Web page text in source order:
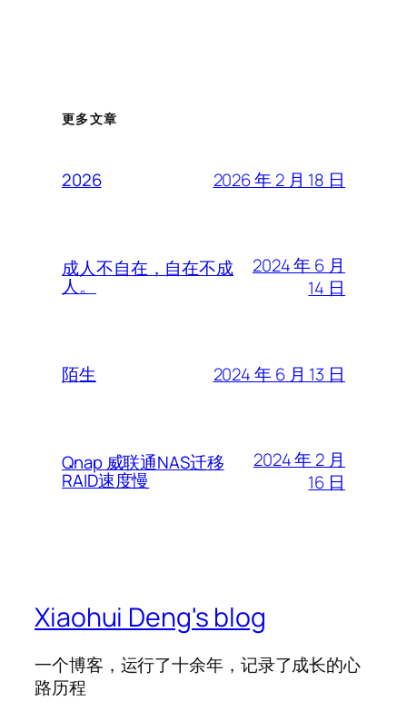
更多文章
2026 2026 年 2 月 18 日
成人不自在，自在不成
人。
2024 年 6 月
14 日
陌生 2024 年 6 月 13 日
Qnap 威联通NAS迁移
RAID速度慢
2024 年 2 月
16 日
Xiaohui Deng's blog
一个博客，运行了十余年，记录了成长的心
路历程